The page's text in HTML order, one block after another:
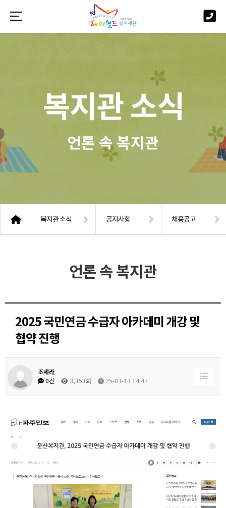
복지관 소식
언론 속 복지관
복지관 소식 공지사항 채용공고
언론 속 복지관
2025 국민연금 수급자 아카데미 개강 및
협약 진행
조세라
0건
3,353회 25-03-13 14:47